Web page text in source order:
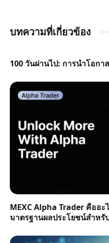
บทความที่เกี่ยวข้อง
100 วันผ่านไป: การนำโอก
MEXC Alpha Trader คืออ
มาตรฐานผลประโยชน์สำหรั